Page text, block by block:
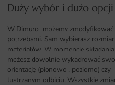
Duży wybór i dużo opcji
W Dimuro możemy
potrzebami. Sam wybierasz
materiałów. W momencie
możesz dowolnie wykadrować
orientację (pionowo , poziomo)
lustrzanym odbiciu. Wszystkie